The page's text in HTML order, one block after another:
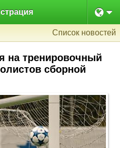
Список новостей
на тренировочный
сборной